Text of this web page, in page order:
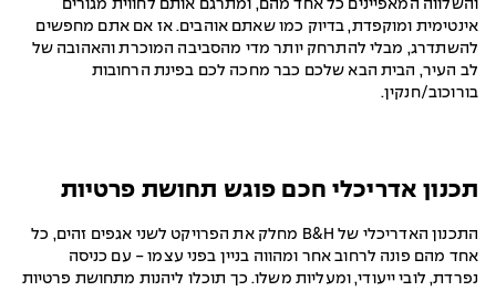
והשלווה המאפיינים כל אחד מהם, ומתרגם אותם לחווית מגורים
אינטימית ומוקפדת, בדיוק כמו שאתם אוהבים. אז אם אתם מחפשים
להשתדרג, מבלי להתרחק יותר מדי מהסביבה המוכרת והאהובה של
לב העיר, הבית הבא שלכם כבר מחכה לכם בפינת הרחובות
בורוכוב/חנקין.
תכנון אדריכלי חכם פוגש תחושת פרטיות
התכנון האדריכלי של B&H מחלק את הפרויקט לשני אגפים זהים, כל
אחד מהם פונה לרחוב אחר ומהווה בניין בפני עצמו - עם כניסה
נפרדת, לובי ייעודי, ומעליות משלו. כך תוכלו ליהנות מתחושת פרטיות